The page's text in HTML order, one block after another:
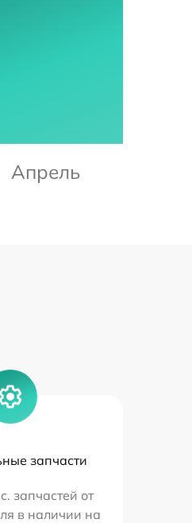
Апрель
запчасти
запчастей от
в наличии на